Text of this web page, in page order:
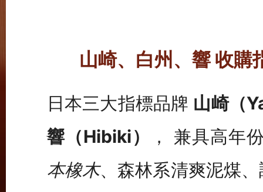
山崎、白州、響 收購
日本三大指標品牌 山崎（
響（Hibiki）
， 兼具高年
本橡木、森林系清爽泥煤